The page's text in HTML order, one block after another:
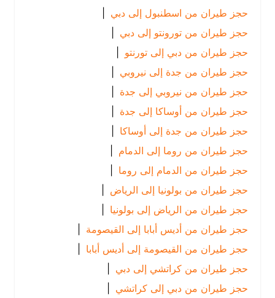
حجز طيران من اسطنبول إلى دبي |
حجز طيران من تورونتو إلى دبي |
حجز طيران من دبي إلى تورنتو |
حجز طيران من جدة إلى نيروبي |
حجز طيران من نيروبي إلى جدة
حجز طيران من أوساكا إلى جدة
حجز طيران من جدة إلى أوساكا |
حجز طيران من روما إلى الدمام
|
حجز طيران من الدمام إلى روما
|
حجز طيران من بولونيا إلى الرياض
|
حجز طيران من الرياض إلى بولونيا
|
حجز طيران من أديس أبابا إلى القيصومة |
حجز طيران من القيصومة إلى أديس أبابا |
حجز طيران من كراتشي إلى دبي |
حجز طيران من دبي إلى كراتشي |